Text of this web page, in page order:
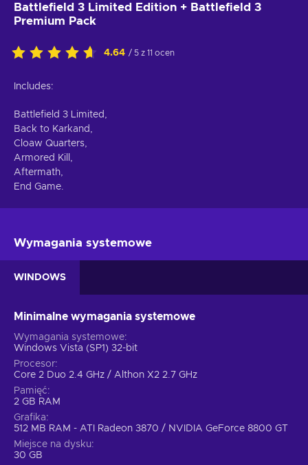
Battlefield 3 Limited Edition + Battlefield 3
Premium Pack
4.64 / 5 z 11 ocen
Includes:
Battlefield 3 Limited,
Back to Karkand,
Cloaw Quarters,
Armored Kill,
Aftermath,
End Game.
Wymagania systemowe
WINDOWS
Minimalne wymagania systemowe
Wymagania systemowe
Windows Vista (SP1) 32-bit
Procesor
Core 2 Duo 2.4 GHz / Althon X2 2.7 GHz
Pamięć
2 GB RAM
Grafika
512 MB RAM - ATI Radeon 3870 / NVIDIA GeForce 8800 GT
Miejsce na dysku
30 GB